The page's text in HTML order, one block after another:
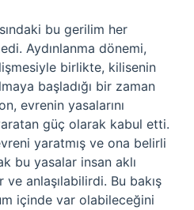
bu gerilim her
Aydınlanma dönemi,
birlikte, kilisenin
başladığı bir zaman
evrenin yasalarını
güç olarak kabul etti.
yaratmış ve ona belirli
bu yasalar insan aklı
anlaşılabilirdi. Bu bakış
içinde var olabileceğini